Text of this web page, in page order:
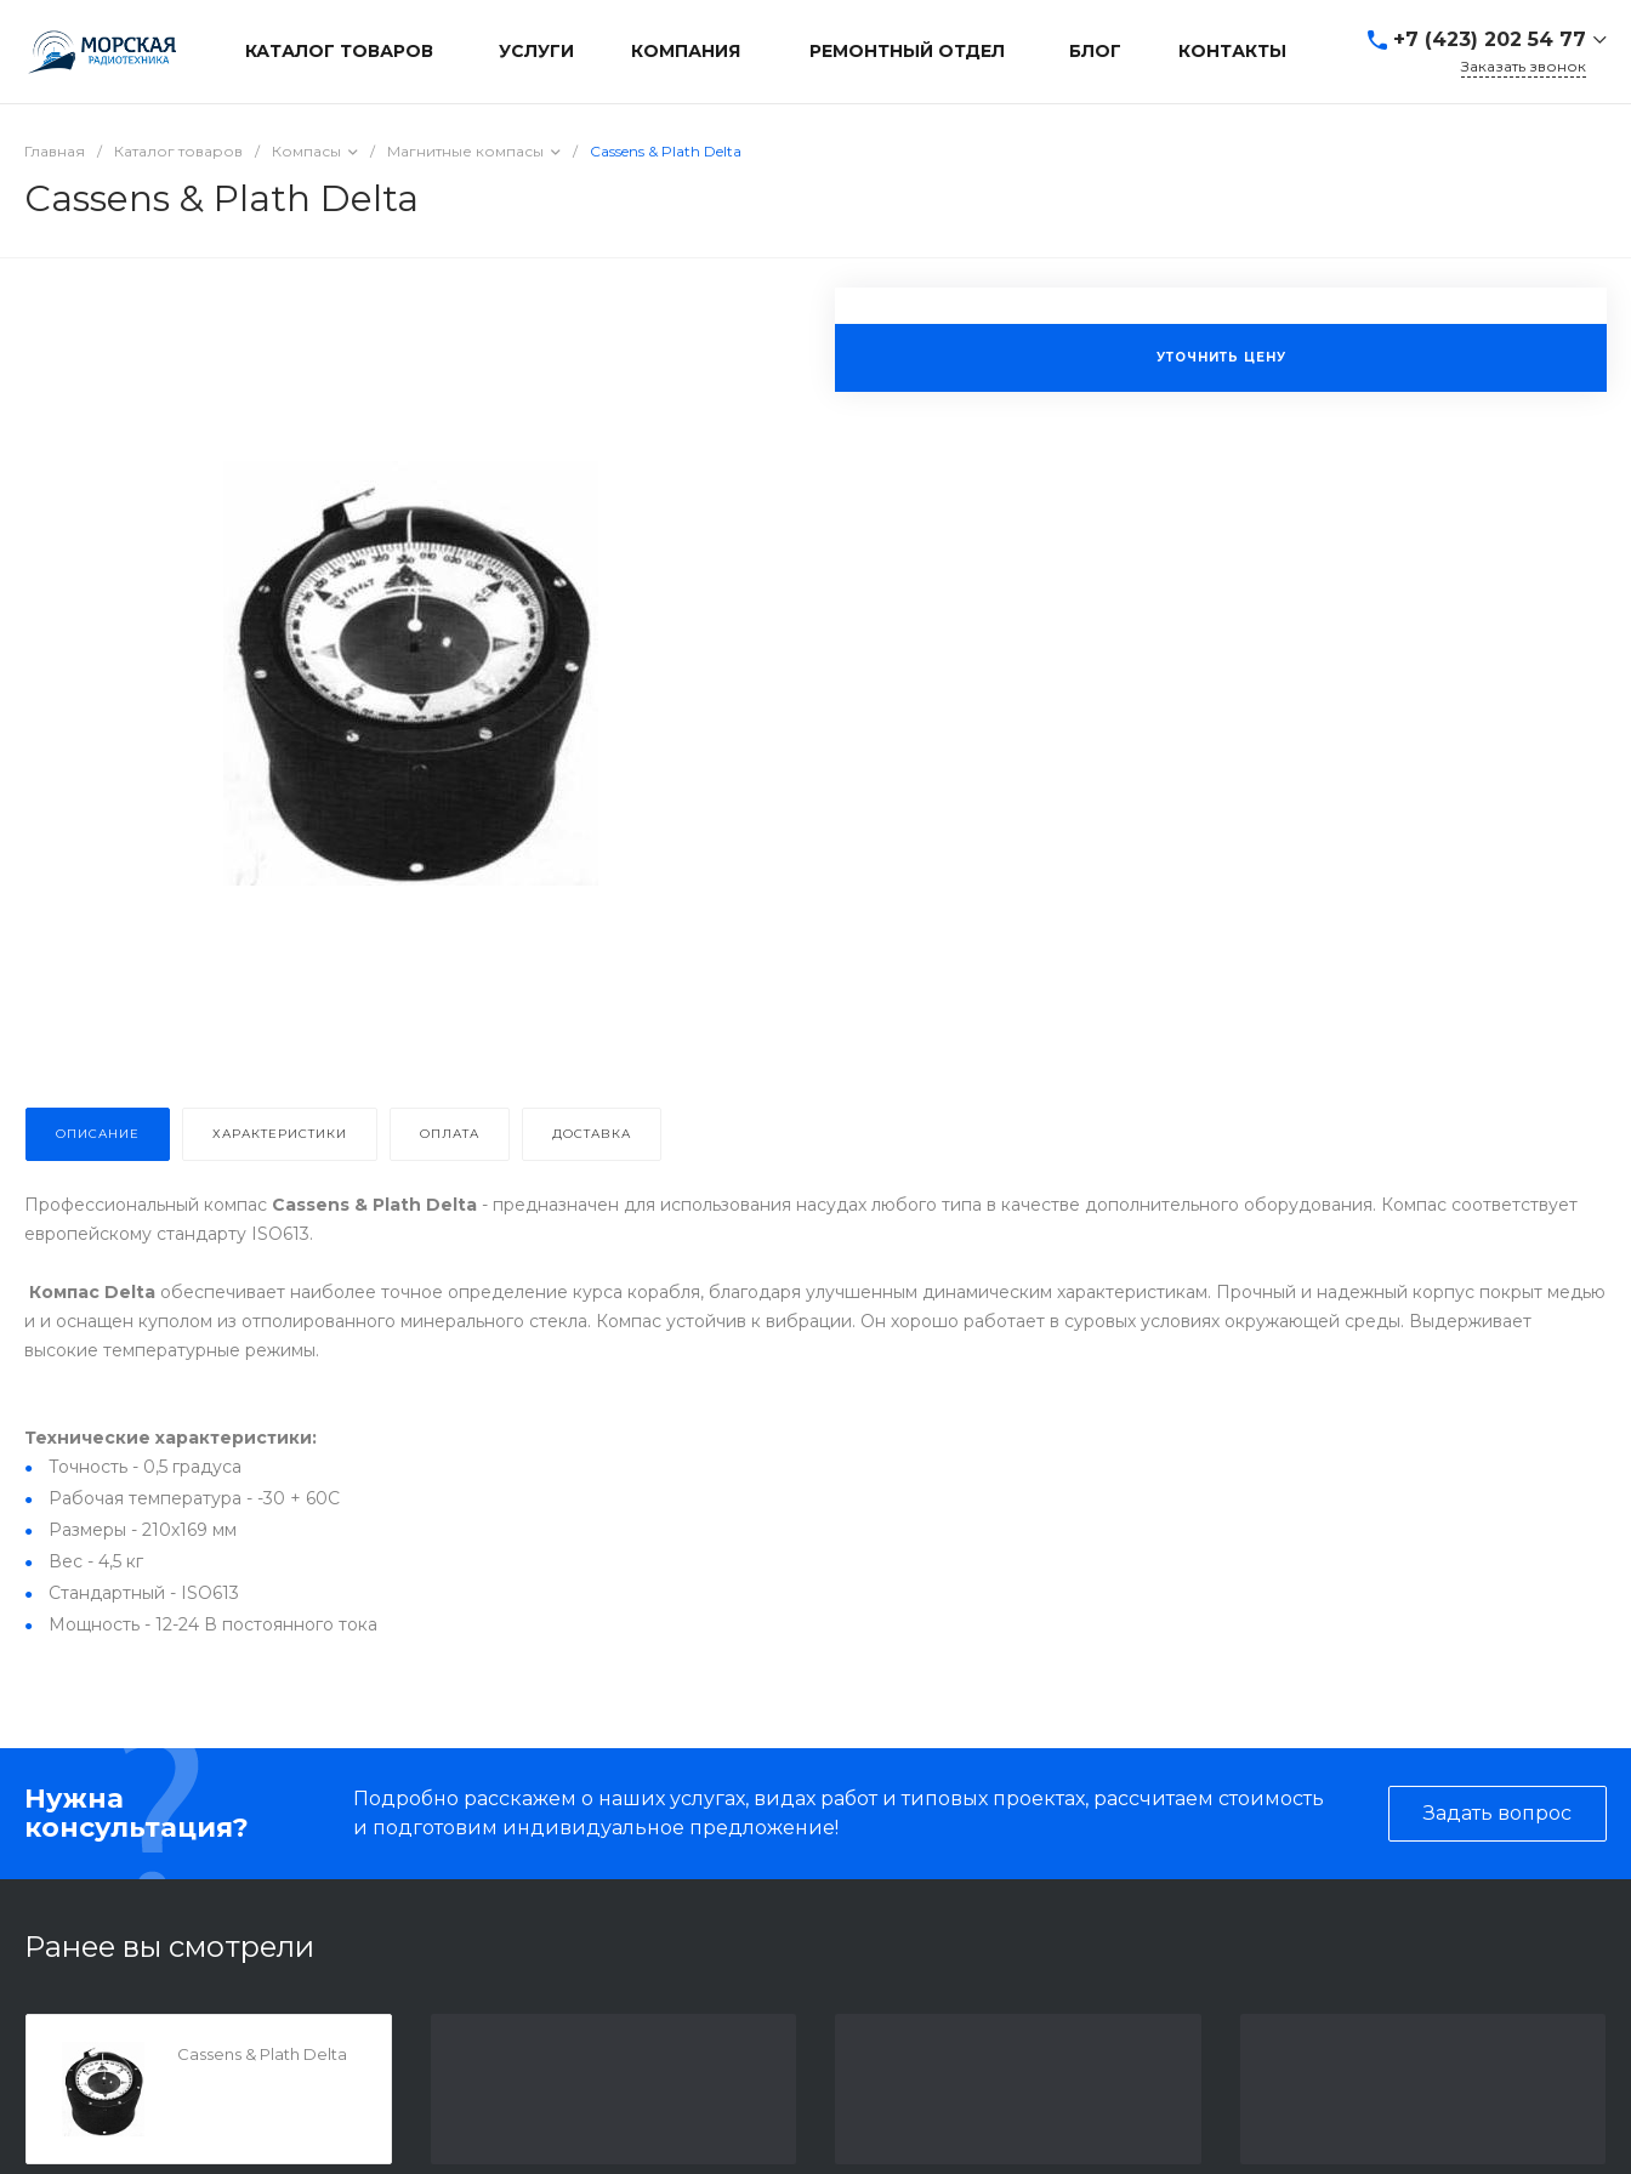
КАТАЛОГ ТОВАРОВ УСЛУГИ КОМПАНИЯ РЕМОНТНЫЙ ОТДЕЛ БЛОГ КОНТАКТЫ +7 (423) 202 54 77
Заказать звонок
Главная / Каталог товаров / Компасы / Магнитные компасы / Cassens & Plath Delta
Cassens & Plath Delta
УТОЧНИТЬ ЦЕНУ
ОПИСАНИЕ ХАРАКТЕРИСТИКИ ОПЛАТА ДОСТАВКА
Профессиональный компас Cassens & Plath Delta - предназначен для использования насудах любого типа в качестве дополнительного оборудования. Компас соответствует
европейскому стандарту ISO613.
Компас Delta обеспечивает наиболее точное определение курса корабля, благодаря улучшенным динамическим характеристикам. Прочный и надежный корпус покрыт медью
и и оснащен куполом из отполированного минерального стекла. Компас устойчив к вибрации. Он хорошо работает в суровых условиях окружающей среды. Выдерживает
высокие температурные режимы.
Технические характеристики:
Точность - 0,5 градуса
Рабочая температура - -30 + 60С
Размеры - 210х169 мм
Вес - 4,5 кг
Стандартный - ISO613
Мощность - 12-24 В постоянного тока
Нужна
консультация?
Подробно расскажем о наших услугах, видах работ и типовых проектах, рассчитаем стоимость
и подготовим индивидуальное предложение!
Задать вопрос
Ранее вы смотрели
Cassens & Plath Delta